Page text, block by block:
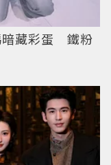
暗藏彩蛋 鐵粉